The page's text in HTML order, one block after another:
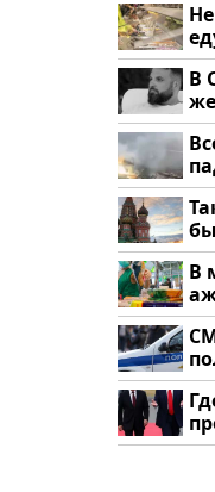
В
В